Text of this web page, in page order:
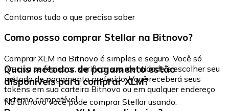
Contamos tudo o que precisa saber
Como posso comprar Stellar na Bitnovo?
Comprar XLM na Bitnovo é simples e seguro. Você só
precisa se registrar, verificar sua identidade e escolher seu
método de pagamento preferido. Você receberá seus
tokens em sua carteira Bitnovo ou em qualquer endereço
externo compatível.
Quais métodos de pagamento estão
disponíveis para comprar XLM?
Na Bitnovo você pode comprar Stellar usando: